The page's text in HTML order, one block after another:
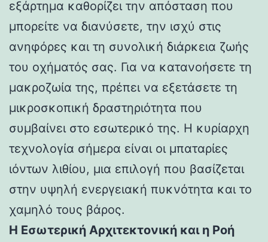
εξάρτημα καθορίζει την απόσταση που
μπορείτε να διανύσετε, την ισχύ στις
ανηφόρες και τη συνολική διάρκεια ζωής
του οχήματός σας. Για να κατανοήσετε τη
μακροζωία της, πρέπει να εξετάσετε τη
μικροσκοπική δραστηριότητα που
συμβαίνει στο εσωτερικό της. Η κυρίαρχη
τεχνολογία σήμερα είναι οι μπαταρίες
ιόντων λιθίου, μια επιλογή που βασίζεται
στην υψηλή ενεργειακή πυκνότητα και το
χαμηλό τους βάρος.
Η Εσωτερική Αρχιτεκτονική και η Ροή